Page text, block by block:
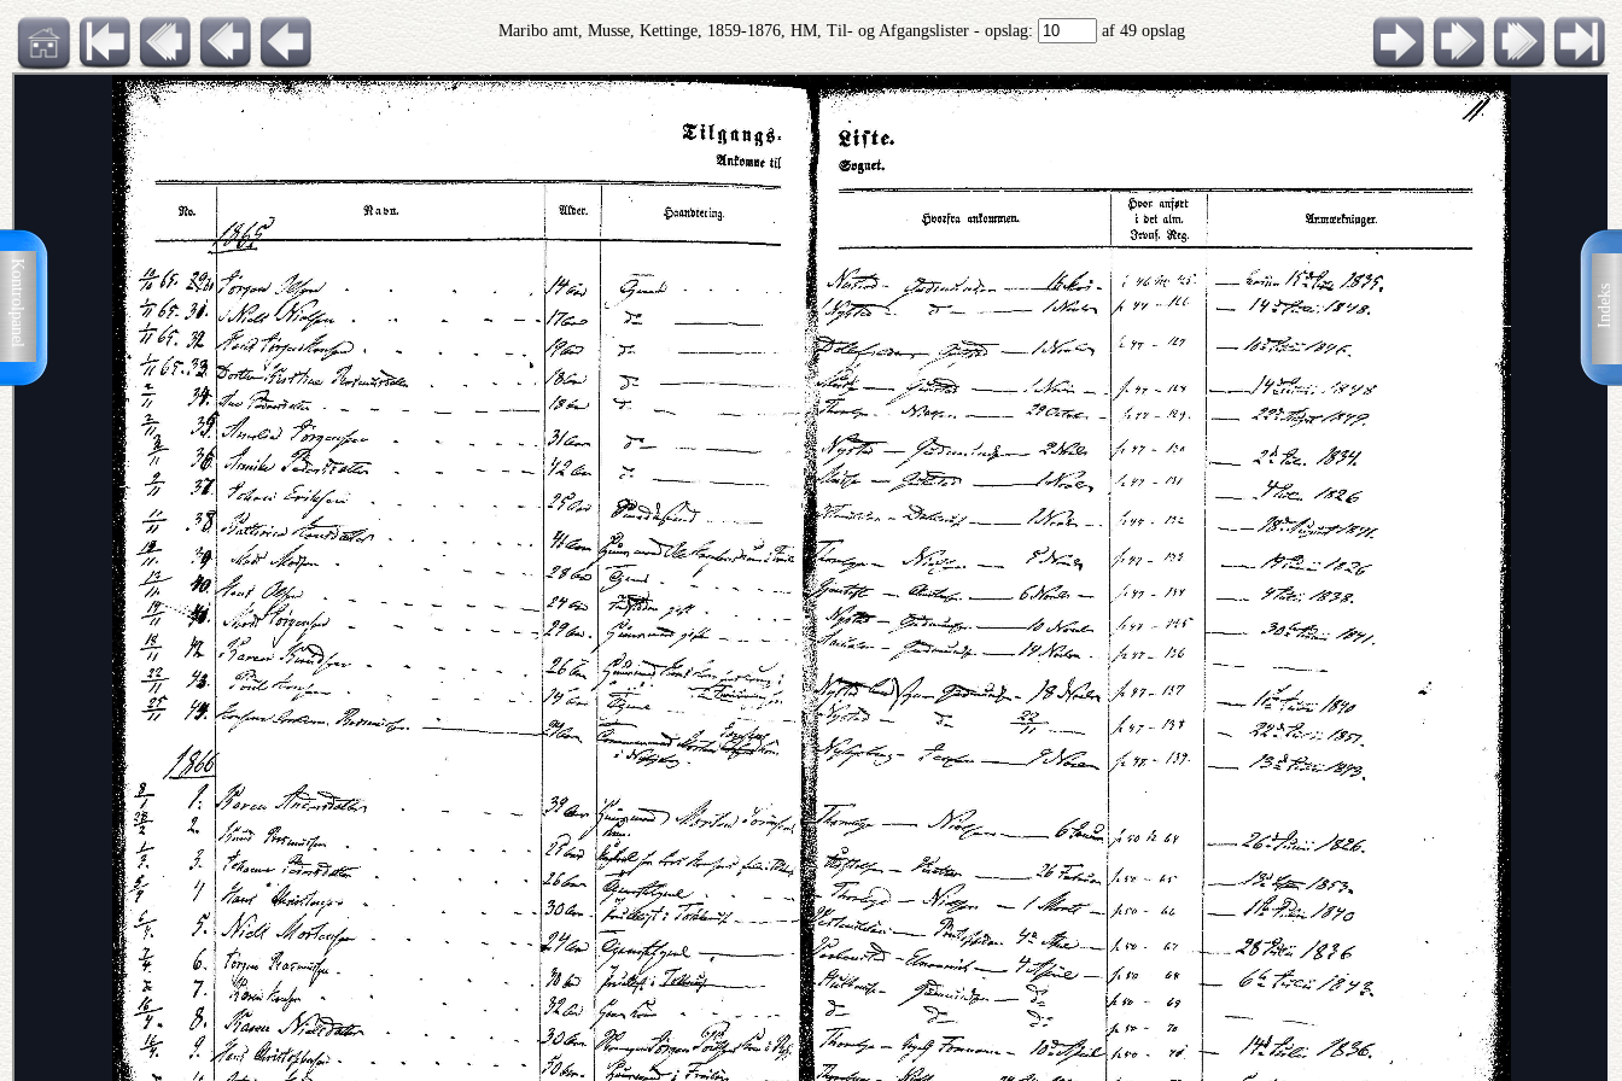
Indeks
Kontrolpanel
Maribo amt, Musse, Kettinge, 1859-1876, HM, Til- og Afgangslister - opslag: af 49 opslag